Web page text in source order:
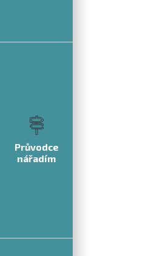
Průvodce
nářadím